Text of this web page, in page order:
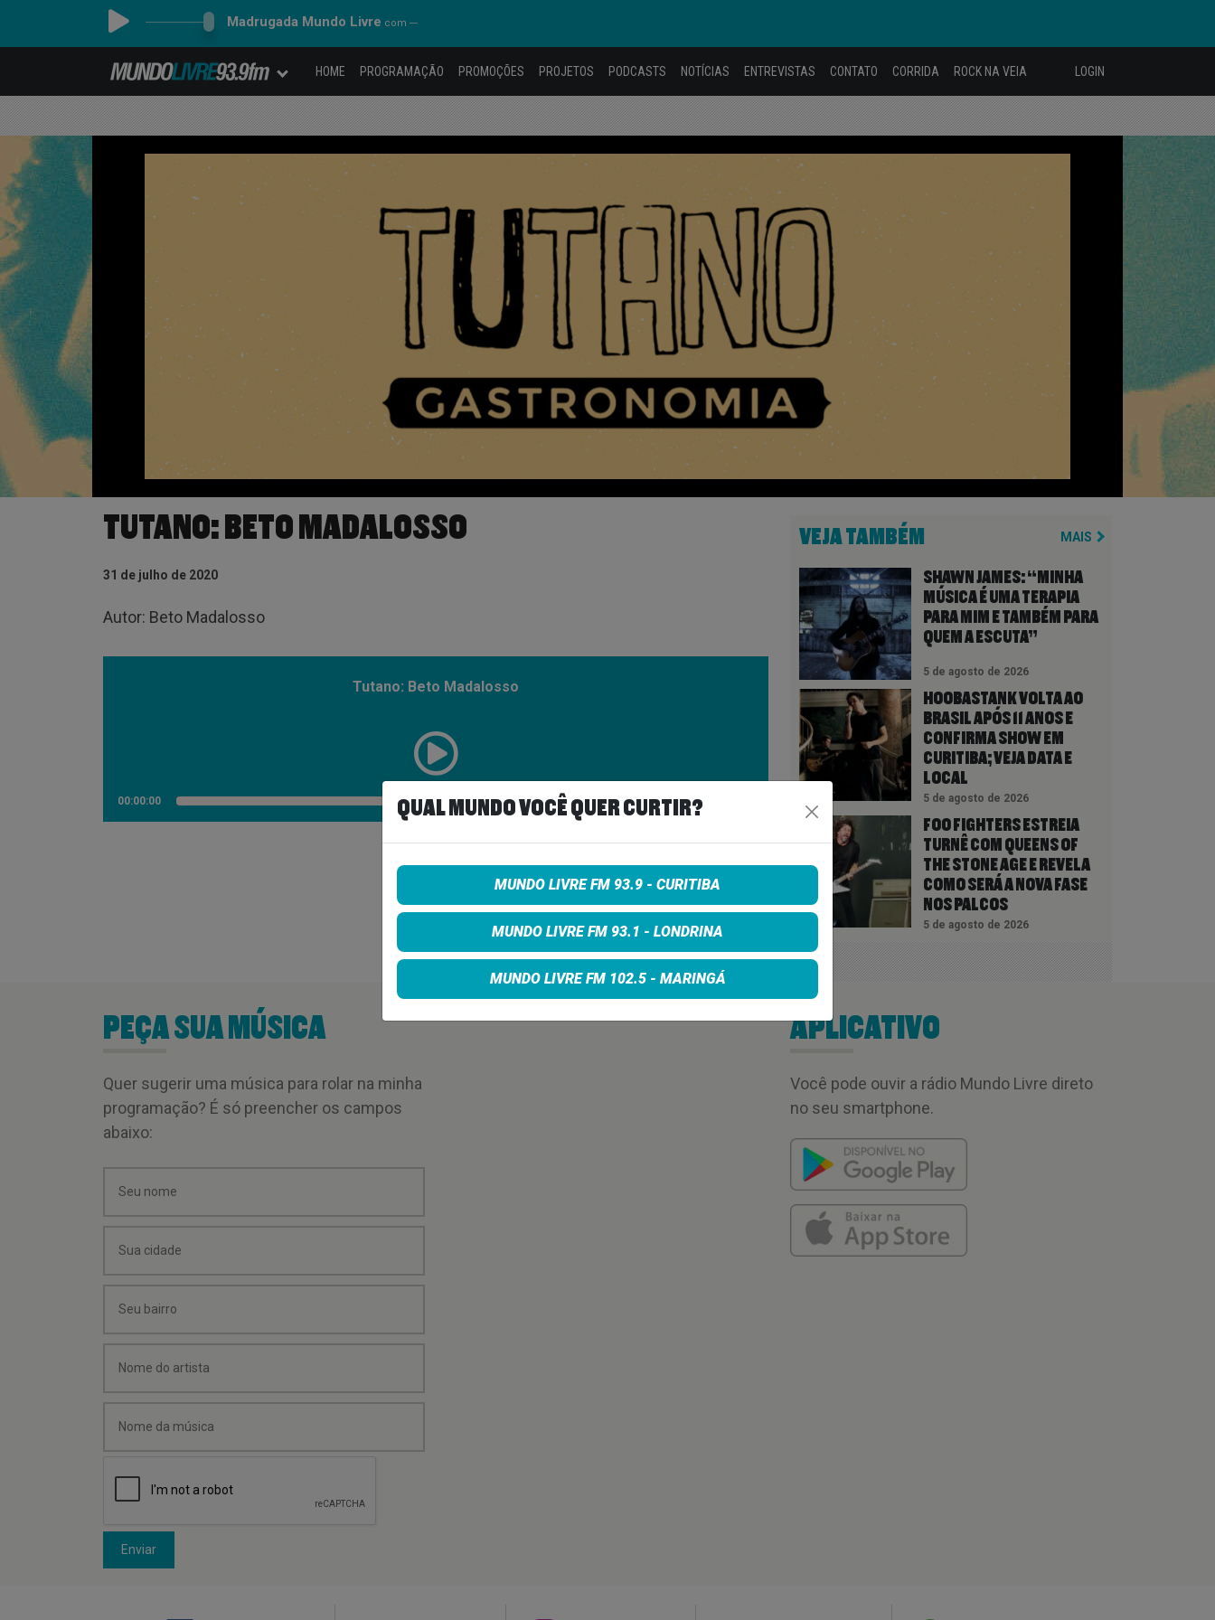
Madrugada Mundo Livre com ---
HOME PROGRAMAÇÃO PROMOÇÕES PROJETOS PODCASTS NOTÍCIAS ENTREVISTAS CONTATO CORRIDA ROCK NA VEIA LOGIN
TUTANO: BETO MADALOSSO
31 de julho de 2020
Autor: Beto Madalosso
Tutano: Beto Madalosso
00:00:00
VEJA TAMBÉM MAIS
SHAWN JAMES: “MINHA
MÚSICA É UMA TERAPIA
PARA MIM E TAMBÉM PARA
QUEM A ESCUTA”
5 de agosto de 2026
HOOBASTANK VOLTA AO
BRASIL APÓS 11 ANOS E
CONFIRMA SHOW EM
CURITIBA; VEJA DATA E
LOCAL
5 de agosto de 2026
FOO FIGHTERS ESTREIA
TURNÊ COM QUEENS OF
THE STONE AGE E REVELA
COMO SERÁ A NOVA FASE
NOS PALCOS
5 de agosto de 2026
PEÇA SUA MÚSICA
Quer sugerir uma música para rolar na minha
programação? É só preencher os campos
abaixo:
Enviar
APLICATIVO
Você pode ouvir a rádio Mundo Livre direto
no seu smartphone.
QUAL MUNDO VOCÊ QUER CURTIR?
MUNDO LIVRE FM 93.9 - CURITIBA
MUNDO LIVRE FM 93.1 - LONDRINA
MUNDO LIVRE FM 102.5 - MARINGÁ